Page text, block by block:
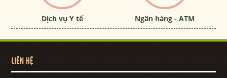
Dịch vụ Y tế Ngân hàng - ATM
LIÊN HỆ